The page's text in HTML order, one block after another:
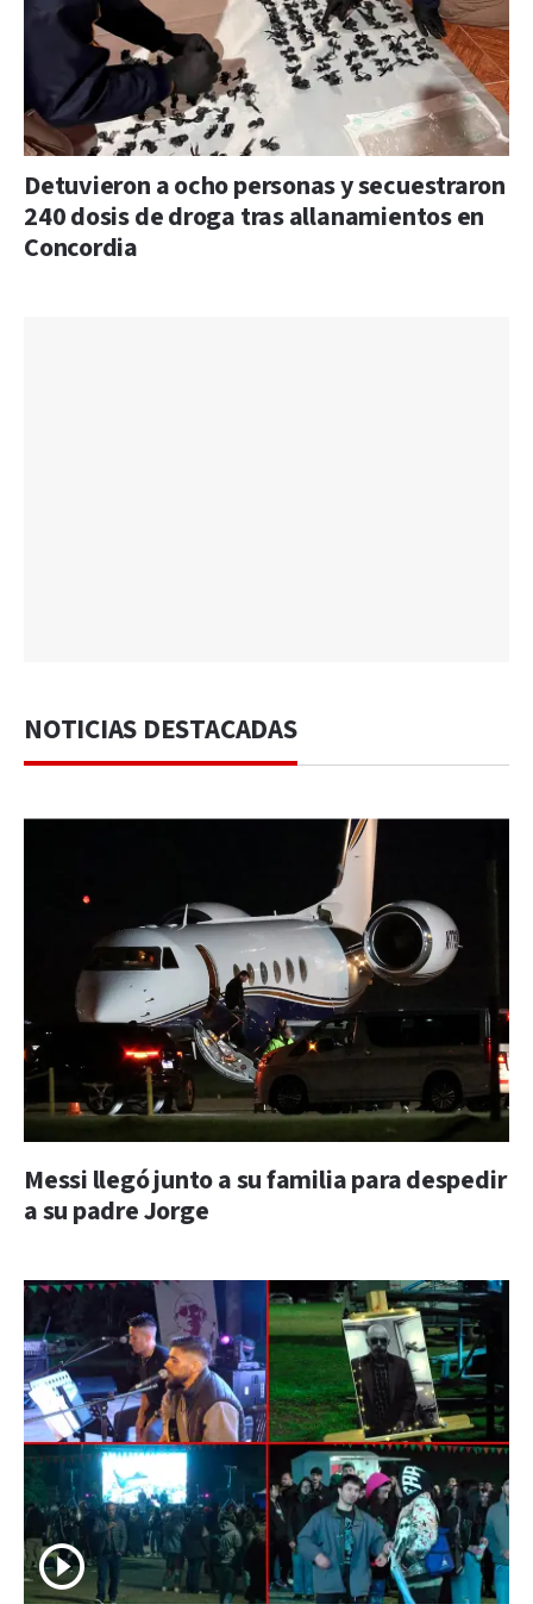
Detuvieron a ocho personas y secuestraron
240 dosis de droga tras allanamientos en
Concordia
NOTICIAS DESTACADAS
Messi llegó junto a su familia para despedir
a su padre Jorge